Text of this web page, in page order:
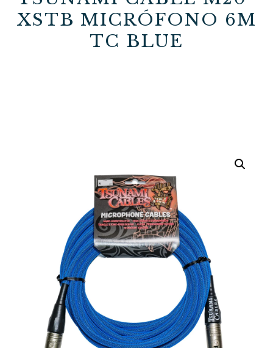
XSTB MICRÓFONO 6M
TC BLUE